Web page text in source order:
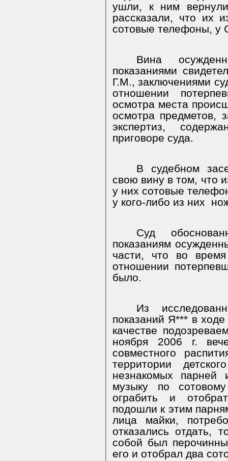
ушли, к ним
рассказали, что их
сотовые телефоны, у
Вина
показаниями
Г.М., заключениями
отношении
осмотра места
осмотра предметов,
экспертиз,
приговоре суда.
В судебном
свою вину в том, что
у них сотовые
у кого-либо из них
Суд
показаниям
части, что во
отношении
было.
Из
показаний Я*** в ходе
качестве
ноября 2006 г.
совместного
территории
незнакомых парней
музыку по
ограбить и
подошли к этим
лица майки,
отказались отдать,
собой был
его и отобрал два